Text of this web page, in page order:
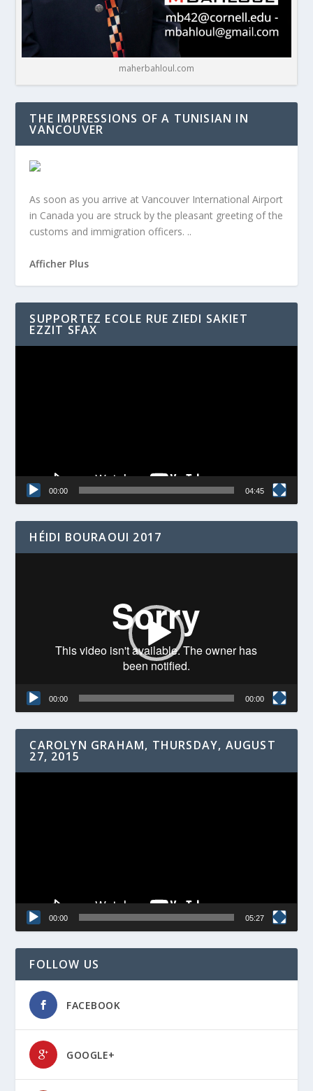
maherbahloul.com
THE IMPRESSIONS OF A TUNISIAN IN
VANCOUVER
As soon as you arrive at Vancouver International Airport
in Canada you are struck by the pleasant greeting of the
customs and immigration officers. ..
Afficher Plus
SUPPORTEZ ECOLE RUE ZIEDI SAKIET
EZZIT SFAX
00:00 04:45
HÉIDI BOURAOUI 2017
00:00 00:00
CAROLYN GRAHAM, THURSDAY, AUGUST
27, 2015
00:00 05:27
FOLLOW US
FACEBOOK
GOOGLE+